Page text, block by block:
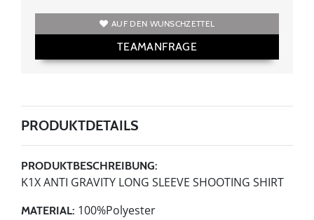
AUF DEN WUNSCHZETTEL
TEAMANFRAGE
PRODUKTDETAILS
PRODUKTBESCHREIBUNG:
K1X ANTI GRAVITY LONG SLEEVE SHOOTING SHIRT
MATERIAL: 100%Polyester